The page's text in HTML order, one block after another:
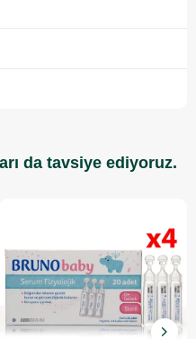
da tavsiye ediyoruz.